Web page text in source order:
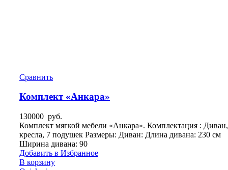
Сравнить
Комплект «Анкара»
130000 руб.
Комплект мягкой мебели «Анкара». Комплектация :
кресла, 7 подушек Размеры: Диван: Длина дивана: 230 см
Ширина дивана: 90
Добавить в Избранное
В корзину